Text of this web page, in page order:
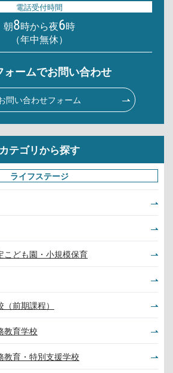
電話受付時間
朝8時から夜6時
（年中無休）
ォームでお問い合わせ
問い合わせフォーム
カテゴリから探す
ライフステージ
こども園・小規模保育
前期課程）
教育学校
教育・特別支援学校